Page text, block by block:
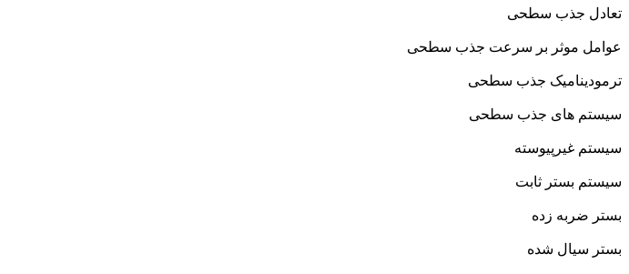
تعادل جذب سطحی
عوامل موثر بر سرعت جذب سطحی
ترمودینامیک جذب سطحی
سیستم های جذب سطحی
سیستم غیرپیوسته
سیستم بستر ثابت
بستر ضربه زده
بستر سیال شده